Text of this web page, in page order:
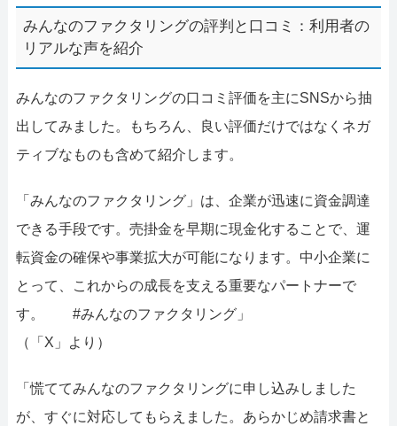
みんなのファクタリングの評判と口コミ：利用者の
リアルな声を紹介
みんなのファクタリングの口コミ評価を主にSNSから抽
出してみました。もちろん、良い評価だけではなくネガ
ティブなものも含めて紹介します。
「みんなのファクタリング」は、企業が迅速に資金調達
できる手段です。売掛金を早期に現金化することで、運
転資金の確保や事業拡大が可能になります。中小企業に
とって、これからの成長を支える重要なパートナーで
す。 #みんなのファクタリング」
（「X」より）
「慌ててみんなのファクタリングに申し込みしました
が、すぐに対応してもらえました。あらかじめ請求書と